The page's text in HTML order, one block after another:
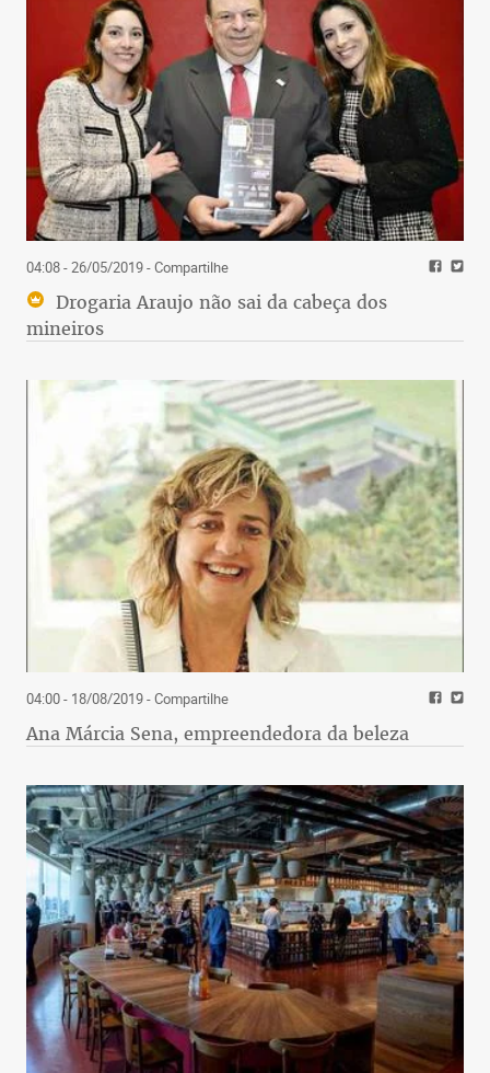
04:08 - 26/05/2019- Compartilhe
Drogaria Araujo não sai da cabeça dos
mineiros
04:00 - 18/08/2019- Compartilhe
Ana Márcia Sena, empreendedora da beleza